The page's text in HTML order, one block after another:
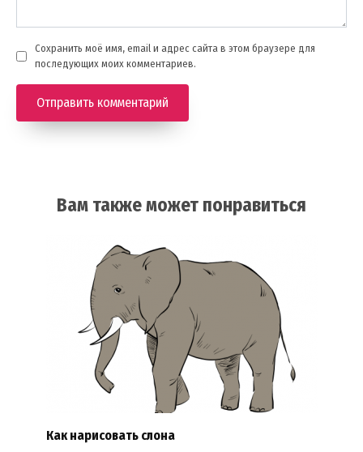
Сохранить моё имя, email и адрес сайта в этом браузере для
последующих моих комментариев.
Вам также может понравиться
Как нарисовать слона